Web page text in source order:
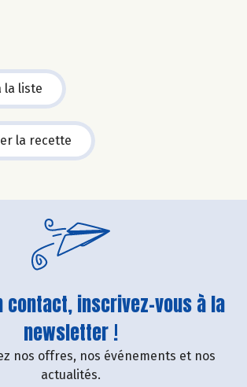
la liste
la recette
contact, inscrivez-vous à la
newsletter !
nos offres, nos événements et nos
actualités.